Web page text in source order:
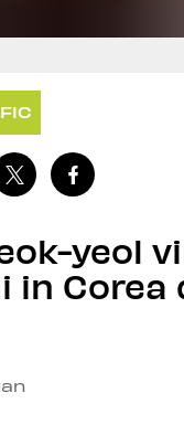
yeol
in Corea